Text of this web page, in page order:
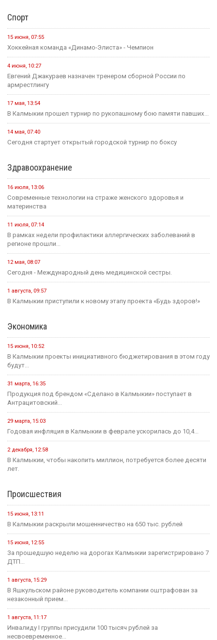
Спорт
15 июня, 07:55
Хоккейная команда «Динамо-Элиста» - Чемпион
4 июня, 10:27
Евгений Джакураев назначен тренером сборной России по
армрестлингу
17 мая, 13:54
В Калмыкии прошел турнир по рукопашному бою памяти павших...
14 мая, 07:40
Сегодня стартует открытый городской турнир по боксу
Здравоохранение
16 июля, 13:06
Современные технологии на страже женского здоровья и
материнства
11 июля, 07:14
В рамках недели профилактики аллергических заболеваний в
регионе прошли...
12 мая, 08:07
Сегодня - Международный день медицинской сестры.
1 августа, 09:57
В Калмыкии приступили к новому этапу проекта «Будь здоров!»
Экономика
15 июня, 10:52
В Калмыкии проекты инициативного бюджетирования в этом году
будут...
31 марта, 16:35
Продукция под брендом «Сделано в Калмыкии» поступает в
Антрацитовский...
29 марта, 15:03
Годовая инфляция в Калмыкии в феврале ускорилась до 10,4...
2 декабря, 12:58
В Калмыкии, чтобы накопить миллион, потребуется более десяти
лет.
Происшествия
15 июня, 13:11
В Калмыкии раскрыли мошенничество на 650 тыс. рублей
15 июня, 12:55
За прошедшую неделю на дорогах Калмыкии зарегистрировано 7
ДТП...
1 августа, 15:29
В Яшкульском районе руководитель компании оштрафован за
незаконный прием...
1 августа, 11:17
Инвалиду I группы присудили 100 тысяч рублей за
несвоевременное...